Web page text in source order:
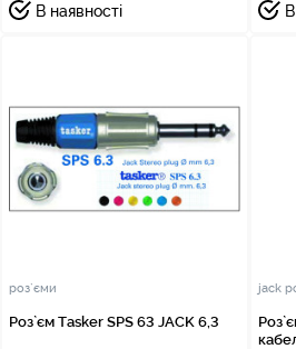
В наявності
роз`єми
Роз`єм Tasker SPS 63 JACK 6,3
jack